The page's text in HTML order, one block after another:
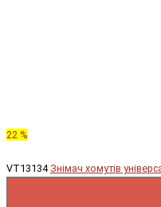
22 %
VT13134 Знімач хомутів